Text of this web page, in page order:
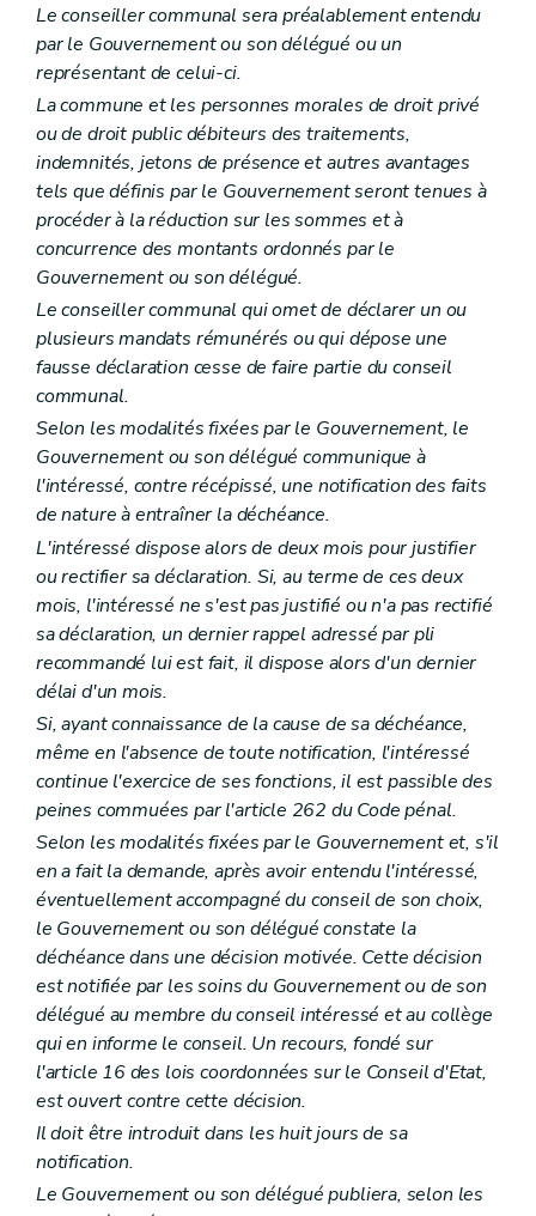
Titre III Principes de bonne gouvernance
Chapitre premier Interdictions et incompatibilités
Art. L1531-1
Art. L1531-2
Chapitre II Droits et devoirs
Art. L1532-1
Art. L1532-2
Art. L1532-3
Art. L1532-4
Art. L1532-5
Chapitre III Médiation et charte de l'utilisateur
Art. L1533-1
Titre IV Dispositions transitoires et finales
Art. L1541-1
Art. L1541-2
Art. L1541-3
Titre V Dispositions diverses
Chapitre unique
Art. L1551-1
Art. L1551-2
Art. L1551-3
Titre VI Publicité de l'administration
Chapitre unique
Art. L1561-1
Art. L1561-2
Art. L1561-3
Art. L1561-4
Art. L1561-5
Art. L1561-6
Art. L1561-7
Art. L1561-8
Art. L1561-9
Art. L1561-10
Art. L1561-11
Art. L1561-12
Art. L1561-13
Partie DEUXIEME LA SUPRACOMMUNALITE
Livre premier
Les agglomérations et les fédérations de communes
Titre premier Organisation des agglomérations et des fédérations de communes
Chapitre premier Dispositions générales
Section première Délimitations
Art. L2111-1
Art. L2111-2
Section 2 Constitution
Art. L2111-3
Art. L2111-4
Section 3 Attributions
Art. L2111-5
Art. L2111-6
Chapitre II Organes des agglomérations et des fédérations
Art. L2112-2
Le conseiller communal sera préalablement entendu
par le Gouvernement ou son délégué ou un
représentant de celui-ci.
La commune et les personnes morales de droit privé
ou de droit public débiteurs des traitements,
indemnités, jetons de présence et autres avantages
tels que définis par le Gouvernement seront tenues à
procéder à la réduction sur les sommes et à
concurrence des montants ordonnés par le
Gouvernement ou son délégué.
Le conseiller communal qui omet de déclarer un ou
plusieurs mandats rémunérés ou qui dépose une
fausse déclaration cesse de faire partie du conseil
communal.
Selon les modalités fixées par le Gouvernement, le
Gouvernement ou son délégué communique à
l'intéressé, contre récépissé, une notification des faits
de nature à entraîner la déchéance.
L'intéressé dispose alors de deux mois pour justifier
ou rectifier sa déclaration. Si, au terme de ces deux
mois, l'intéressé ne s'est pas justifié ou n'a pas rectifié
sa déclaration, un dernier rappel adressé par pli
recommandé lui est fait, il dispose alors d'un dernier
délai d'un mois.
Si, ayant connaissance de la cause de sa déchéance,
même en l'absence de toute notification, l'intéressé
continue l'exercice de ses fonctions, il est passible des
peines commuées par l'article 262 du Code pénal.
Selon les modalités fixées par le Gouvernement et, s'il
en a fait la demande, après avoir entendu l'intéressé,
éventuellement accompagné du conseil de son choix,
le Gouvernement ou son délégué constate la
déchéance dans une décision motivée. Cette décision
est notifiée par les soins du Gouvernement ou de son
délégué au membre du conseil intéressé et au collège
qui en informe le conseil. Un recours, fondé sur
l'article 16 des lois coordonnées sur le Conseil d'Etat,
est ouvert contre cette décision.
Il doit être introduit dans les huit jours de sa
notification.
Le Gouvernement ou son délégué publiera, selon les